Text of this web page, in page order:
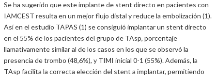
Se ha sugerido que este implante de stent directo en pacientes con
IAMCEST resulta en un mejor flujo distal y reduce la embolización (1).
Así en el estudio TAPAS (1) se consiguió implantar un stent directo
en el 55% de los pacientes del grupo de TAsp, porcentaje
llamativamente similar al de los casos en los que se observó la
presencia de trombo (48,6%), y TIMI inicial 0-1 (55%). Además, la
TAsp facilita la correcta elección del stent a implantar, permitiendo